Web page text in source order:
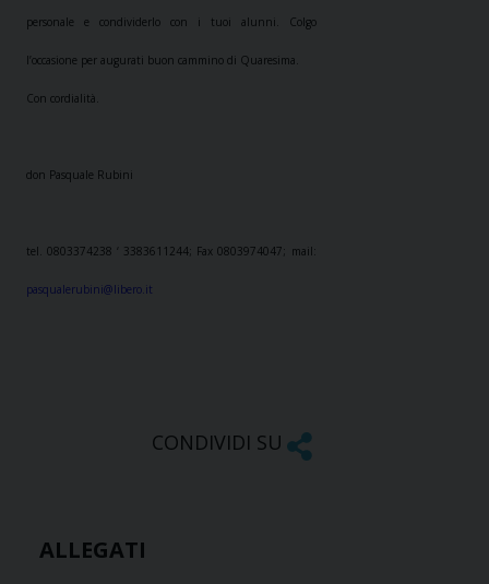
personale e condividerlo con i tuoi alunni. Colgo
l’occasione per augurati buon cammino di Quaresima.
Con cordialità.
don Pasquale Rubini
tel. 0803374238 ‘ 3383611244; Fax 0803974047; mail:
pasqualerubini@libero.it
CONDIVIDI SU
ALLEGATI